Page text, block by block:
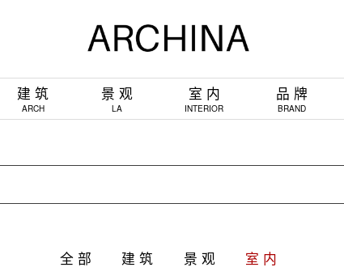
建 筑
ARCH
景 观
LA
室 内
INTERIOR
品 牌
BRAND
全 部 建 筑 景 观 室 内